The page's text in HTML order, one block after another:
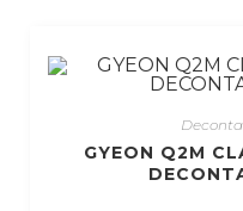
GYEON Q2M